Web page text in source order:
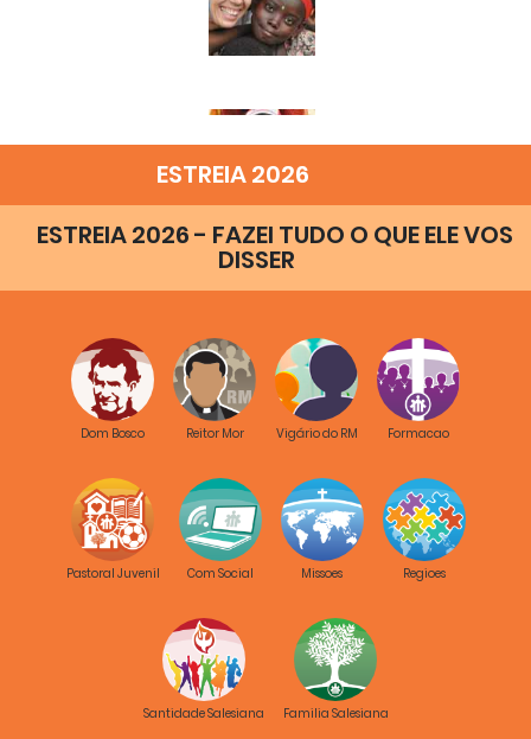
ESTREIA 2026
ESTREIA 2026 - FAZEI TUDO O QUE ELE VOS
DISSER
Dom Bosco Reitor Mor Vigário do RM Formacao
Pastoral Juvenil Com Social Missoes Regioes
Santidade Salesiana Familia Salesiana